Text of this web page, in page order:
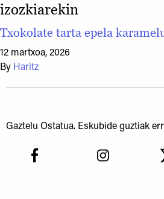
izozkiarekin
Txokolate tarta epela
12 martxoa, 2026
By Haritz
Gaztelu Ostatua. Eskubide guztiak